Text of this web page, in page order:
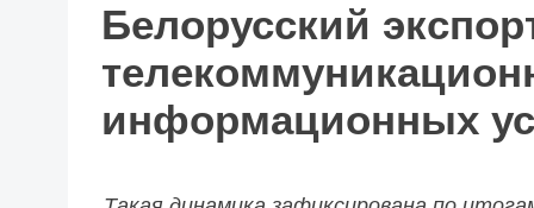
Белорусский
информационных